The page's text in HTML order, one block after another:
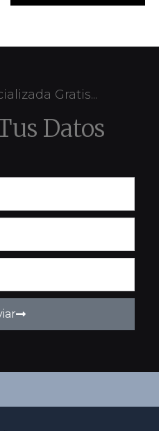
Gratis...
Datos